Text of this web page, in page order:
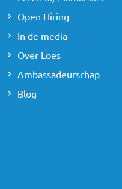
Open Hiring
In de media
Over Loes
Ambassadeurschap
Blog